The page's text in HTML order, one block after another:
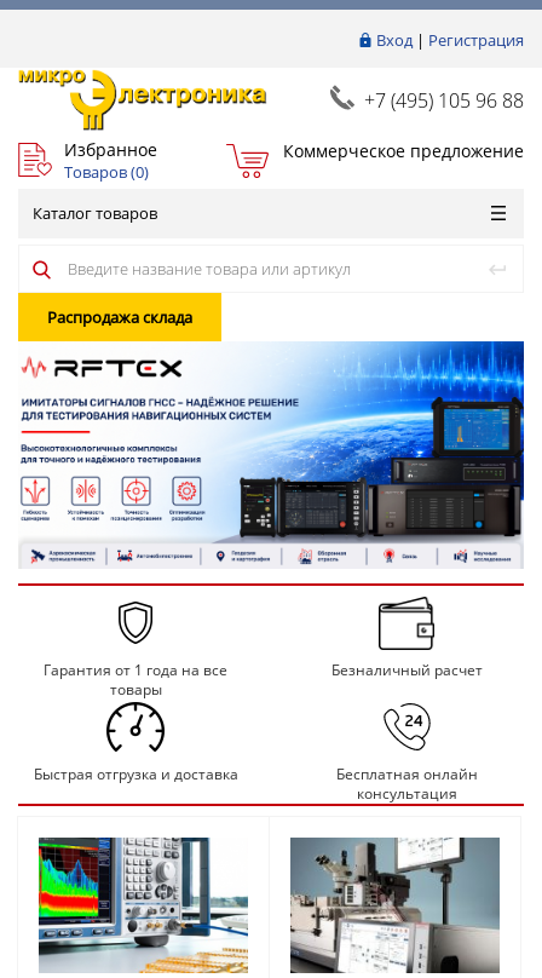
Вход| Регистрация
+7 (495) 105 96 88
Избранное
Товаров (0)
Коммерческое предложение
Каталог товаров
Распродажа склада
Гарантия от 1 года на все
товары
Безналичный расчет
Быстрая отгрузка и доставка
Бесплатная онлайн
консультация